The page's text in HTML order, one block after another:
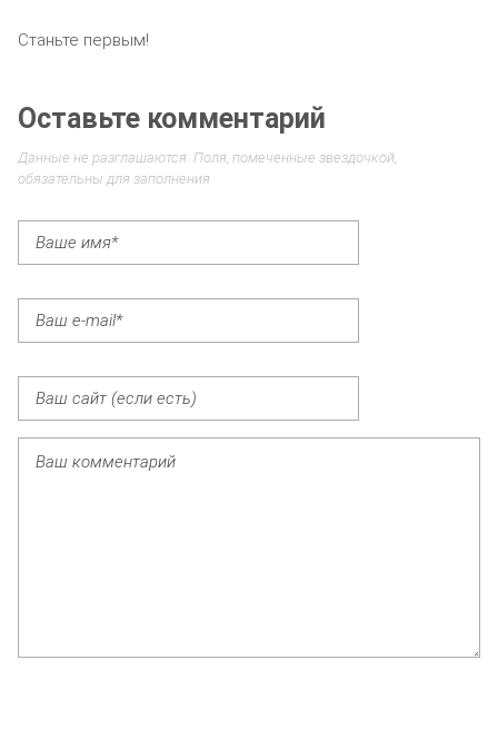
Станьте первым!
Оставьте комментарий
Данные не разглашаются. Поля, помеченные звездочкой,
обязательны для заполнения